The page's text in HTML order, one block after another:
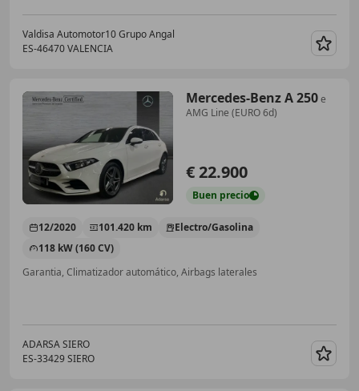
Valdisa Automotor10 Grupo Angal
ES-46470 VALENCIA
Mercedes-Benz A 250e
AMG Line (EURO 6d)
€ 22.900
Buen precio
12/2020 101.420 km
Electro/Gasolina
118 kW (160 CV)
Garantia, Climatizador automático, Airbags laterales
ADARSA SIERO
ES-33429 SIERO